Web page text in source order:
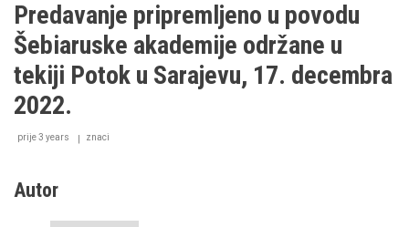
Mevlanom"
Ders
Predavanje pripremljeno u povodu
Šebiaruske akademije održane u
tekiji Potok u Sarajevu, 17. decembra
2022.
prije 3 years znaci
Autor